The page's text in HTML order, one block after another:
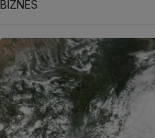
BIZNES